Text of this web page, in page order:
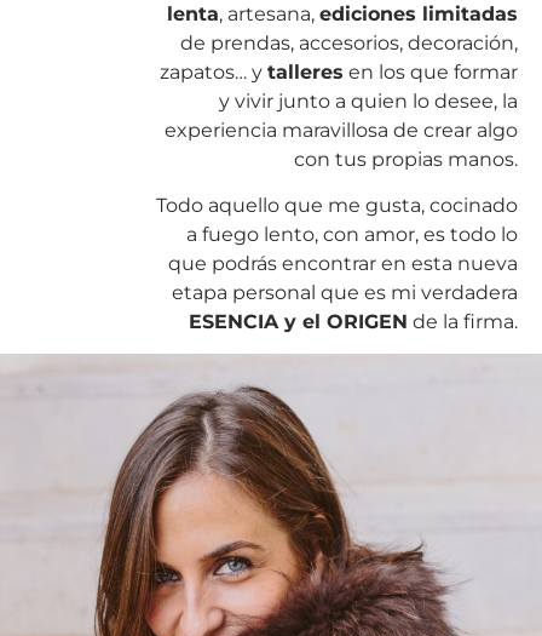
lenta, artesana, ediciones limitadas
de prendas, accesorios, decoración,
zapatos… y talleres en los que formar
y vivir junto a quien lo desee, la
experiencia maravillosa de crear algo
con tus propias manos.
Todo aquello que me gusta, cocinado
a fuego lento, con amor, es todo lo
que podrás encontrar en esta nueva
etapa personal que es mi verdadera
ESENCIA y el ORIGEN de la firma.